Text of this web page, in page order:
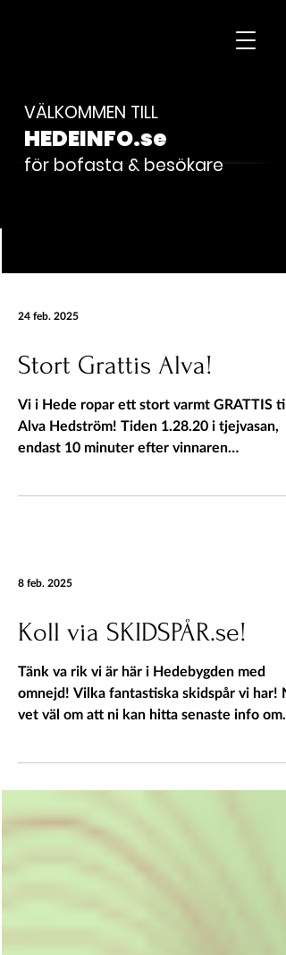
VÄLKOMMEN TILL
HEDEINFO.se
för bofasta & besökare
24 feb. 2025
Stort Grattis Alva!
Vi i Hede ropar ett stort varmt GRATTIS till
Alva Hedström! Tiden 1.28.20 i tjejvasan,
endast 10 minuter efter vinnaren
8 feb. 2025
Koll via SKIDSPÅR.se!
Tänk va rik vi är här i Hedebygden med
omnejd! Vilka fantastiska skidspår vi har!
vet väl om att ni kan hitta senaste info om